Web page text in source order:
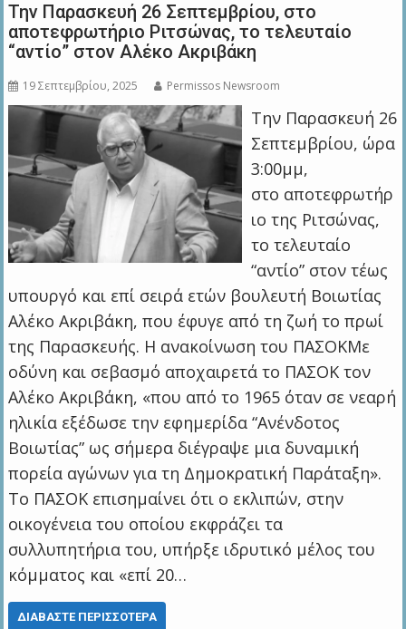
Την Παρασκευή 26 Σεπτεμβρίου, στο
αποτεφρωτήριο Ριτσώνας, το τελευταίο
“αντίο” στον Αλέκο Ακριβάκη
19 Σεπτεμβρίου, 2025 Permissos Newsroom
Την Παρασκευή 26
Σεπτεμβρίου, ώρα
3:00μμ,
στο αποτεφρωτήρ
ιο της Ριτσώνας,
το τελευταίο
“αντίο” στον τέως
υπουργό και επί σειρά ετών βουλευτή Βοιωτίας
Αλέκο Ακριβάκη, που έφυγε από τη ζωή το πρωί
της Παρασκευής. Η ανακοίνωση του ΠΑΣΟΚΜε
οδύνη και σεβασμό αποχαιρετά το ΠΑΣΟΚ τον
Αλέκο Ακριβάκη, «που από το 1965 όταν σε νεαρή
ηλικία εξέδωσε την εφημερίδα “Ανένδοτος
Βοιωτίας” ως σήμερα διέγραψε μια δυναμική
πορεία αγώνων για τη Δημοκρατική Παράταξη».
Το ΠΑΣΟΚ επισημαίνει ότι ο εκλιπών, στην
οικογένεια του οποίου εκφράζει τα
συλλυπητήρια του, υπήρξε ιδρυτικό μέλος του
κόμματος και «επί 20…
ΔΙΑΒΆΣΤΕ ΠΕΡΙΣΣΌΤΕΡΑ